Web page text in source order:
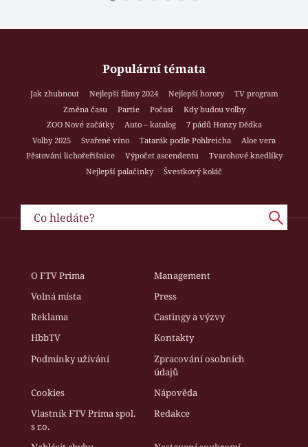
Populární témata
Jak zhubnout Nejlepší filmy 2024 Nejlepší horory
TV program
Změna času
Partie Počasí
Kdy budou volby
ZOO Nové začátky
Auto – katalog
7 pádů Honzy Dědka
Volby 2025
Svařené víno Tatarák podle Pohlreicha
Aloe vera
Pěstování lichořeřišnice
Výpočet ascendentu
Tvarohové knedlíky
Nejlepší palačinky
Švestkový koláč
O FTV Prima
Management
Volná místa
Press
Reklama
Castingy a výzvy
HbbTV
Kontakty
Podmínky užívání
Zpracování osobních
údajů
Cookies
Nápověda
Vlastník FTV Prima spol.
s r.o.
Redakce